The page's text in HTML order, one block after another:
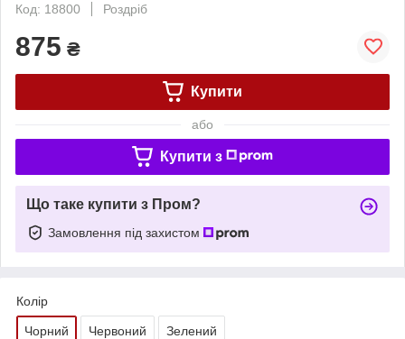
Код: 18800
Роздріб
875 ₴
Купити
або
Купити з
Що таке купити з Пром?
Замовлення під захистом
Колір
Чорний Червоний Зелений